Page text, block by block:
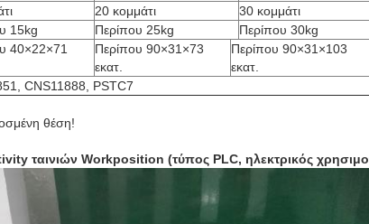
20 κομμάτι
30 κομμάτι
15kg Περίπου 25kg
Περίπου 30kg
40×22×71
Περίπου 90×31×73
εκατ.
Περίπου 90×31×103
εκατ.
CNS11888, PSTC7
θέση!
ταινιών Workposition (τύπος PLC, ηλεκτρικός